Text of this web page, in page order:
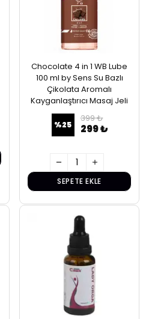
Chocolate 4 in 1 WB Lube
100 ml by Sens Su Bazlı
Çikolata Aromalı
Kayganlaştırıcı Masaj Jeli
%25
399 ₺
299 ₺
SEPETE EKLE